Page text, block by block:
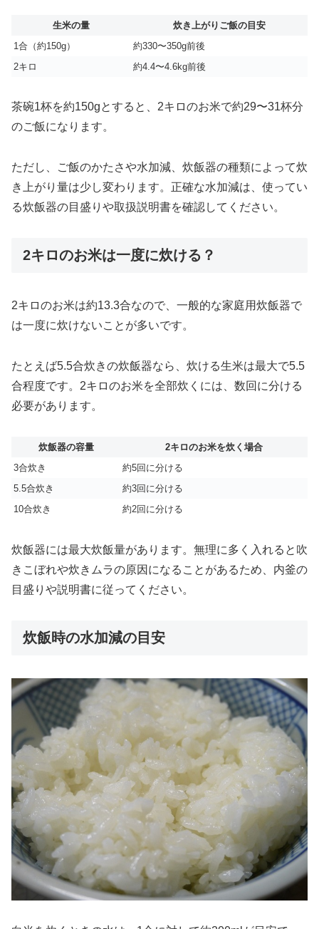
生米の量
炊き上がりご飯の目安
1合（約150g）
約330〜350g前後
2キロ
約4.4〜4.6kg前後
茶碗1杯を約150gとすると、2キロのお米で約29〜31杯分
のご飯になります。
ただし、ご飯のかたさや水加減、炊飯器の種類によって炊
き上がり量は少し変わります。正確な水加減は、使ってい
る炊飯器の目盛りや取扱説明書を確認してください。
2キロのお米は一度に炊ける？
2キロのお米は約13.3合なので、一般的な家庭用炊飯器で
は一度に炊けないことが多いです。
たとえば5.5合炊きの炊飯器なら、炊ける生米は最大で5.5
合程度です。2キロのお米を全部炊くには、数回に分ける
必要があります。
炊飯器の容量
2キロのお米を炊く場合
3合炊き
約5回に分ける
5.5合炊き
約3回に分ける
10合炊き
約2回に分ける
炊飯器には最大炊飯量があります。無理に多く入れると吹
きこぼれや炊きムラの原因になることがあるため、内釜の
目盛りや説明書に従ってください。
炊飯時の水加減の目安